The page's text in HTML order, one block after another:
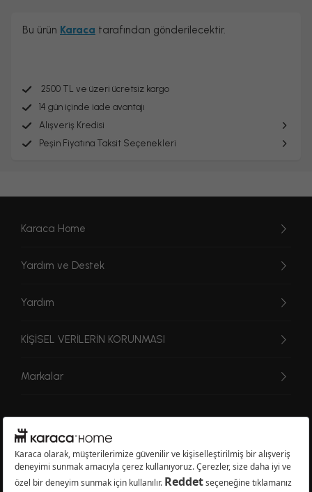
Bu ürün Karaca tarafından gönderilecektir.
2500 TL ve üzeri ücretsiz kargo
14 gün içinde iade avantajı
Alışveriş Kredisi
Peşin Fiyatına Taksit Seçenekleri
Karaca Home
Yardım ve Destek
Yardım
KİŞİSEL VERİLERİN KORUNMASI
Markalar